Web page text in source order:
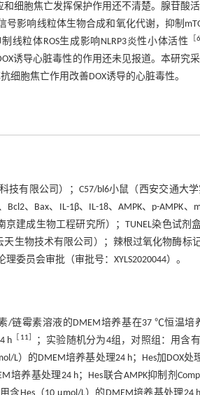
和细胞焦亡发挥保护作用还不清楚。腺苷酸
号影响线粒体生物合成和氧化代谢，抑制
线粒体ROS生成影响NLRP3炎性小体活性
［6
诱导心脏毒性的作用还未见报道。本研究
细胞焦亡作用改善DOX诱导的心脏毒性。
技有限公司）；C57/bl6小鼠（西安交通大
Bcl2、Bax、IL-1β、IL-18、AMPK、p-AMPK
京建成生物工程研究所）；TUNEL染色试
天生物技术有限公司）；辣根过氧化物酶
委员会审批（审批号：XYLS2020044）。
/链霉素溶液的DMEM培养基在37 ℃恒温培
h
11
；实验随机分为4组，对照组：用含
L）的DMEM培养基处理24 h；Hes加DOX
培养基处理24 h；Hes联合AMPK抑制剂